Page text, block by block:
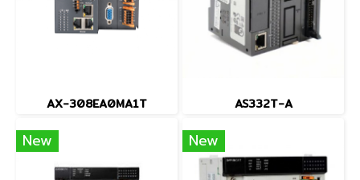
AX-308EA0MA1T AS332T-A
New New